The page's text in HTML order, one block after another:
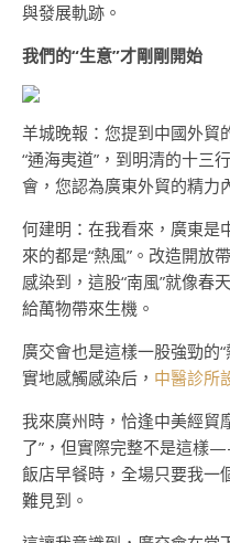
與發展軌跡。
我們的“生意”才剛剛開始
羊城晚報：您提到中國外貿
“通海夷道”，到明清的十三行
會，您認為廣東外貿的精力
何建明：在我看來，廣東是
來的都是“熱風”。改造開放
感染到，這股“南風”就像春
給萬物帶來生機。
廣交會也是這樣一股強勁的
實地感觸感染后， 中醫診所
我來廣州時，恰逢中美經貿
了”，但實際完整不是這樣
飯店早餐時，全場只要我一
難見到。